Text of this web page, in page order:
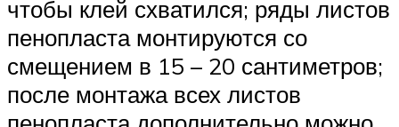
чтобы клей схватился; ряды листов
пенопласта монтируются со
смещением в 15 – 20 сантиметров;
после монтажа всех листов